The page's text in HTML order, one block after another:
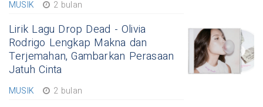
MUSIK 2 bulan
Lirik Lagu Drop Dead - Olivia
Rodrigo Lengkap Makna dan
Terjemahan, Gambarkan Perasaan
Jatuh Cinta
MUSIK 2 bulan